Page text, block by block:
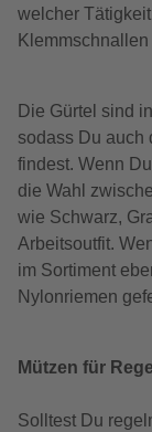
welcher
Die Gürtel sind
sodass Du auch
findest. Wenn
die Wahl
wie Schwarz,
Arbeitsoutfit.
im Sortiment
Nylonriemen
Mützen für
Solltest Du